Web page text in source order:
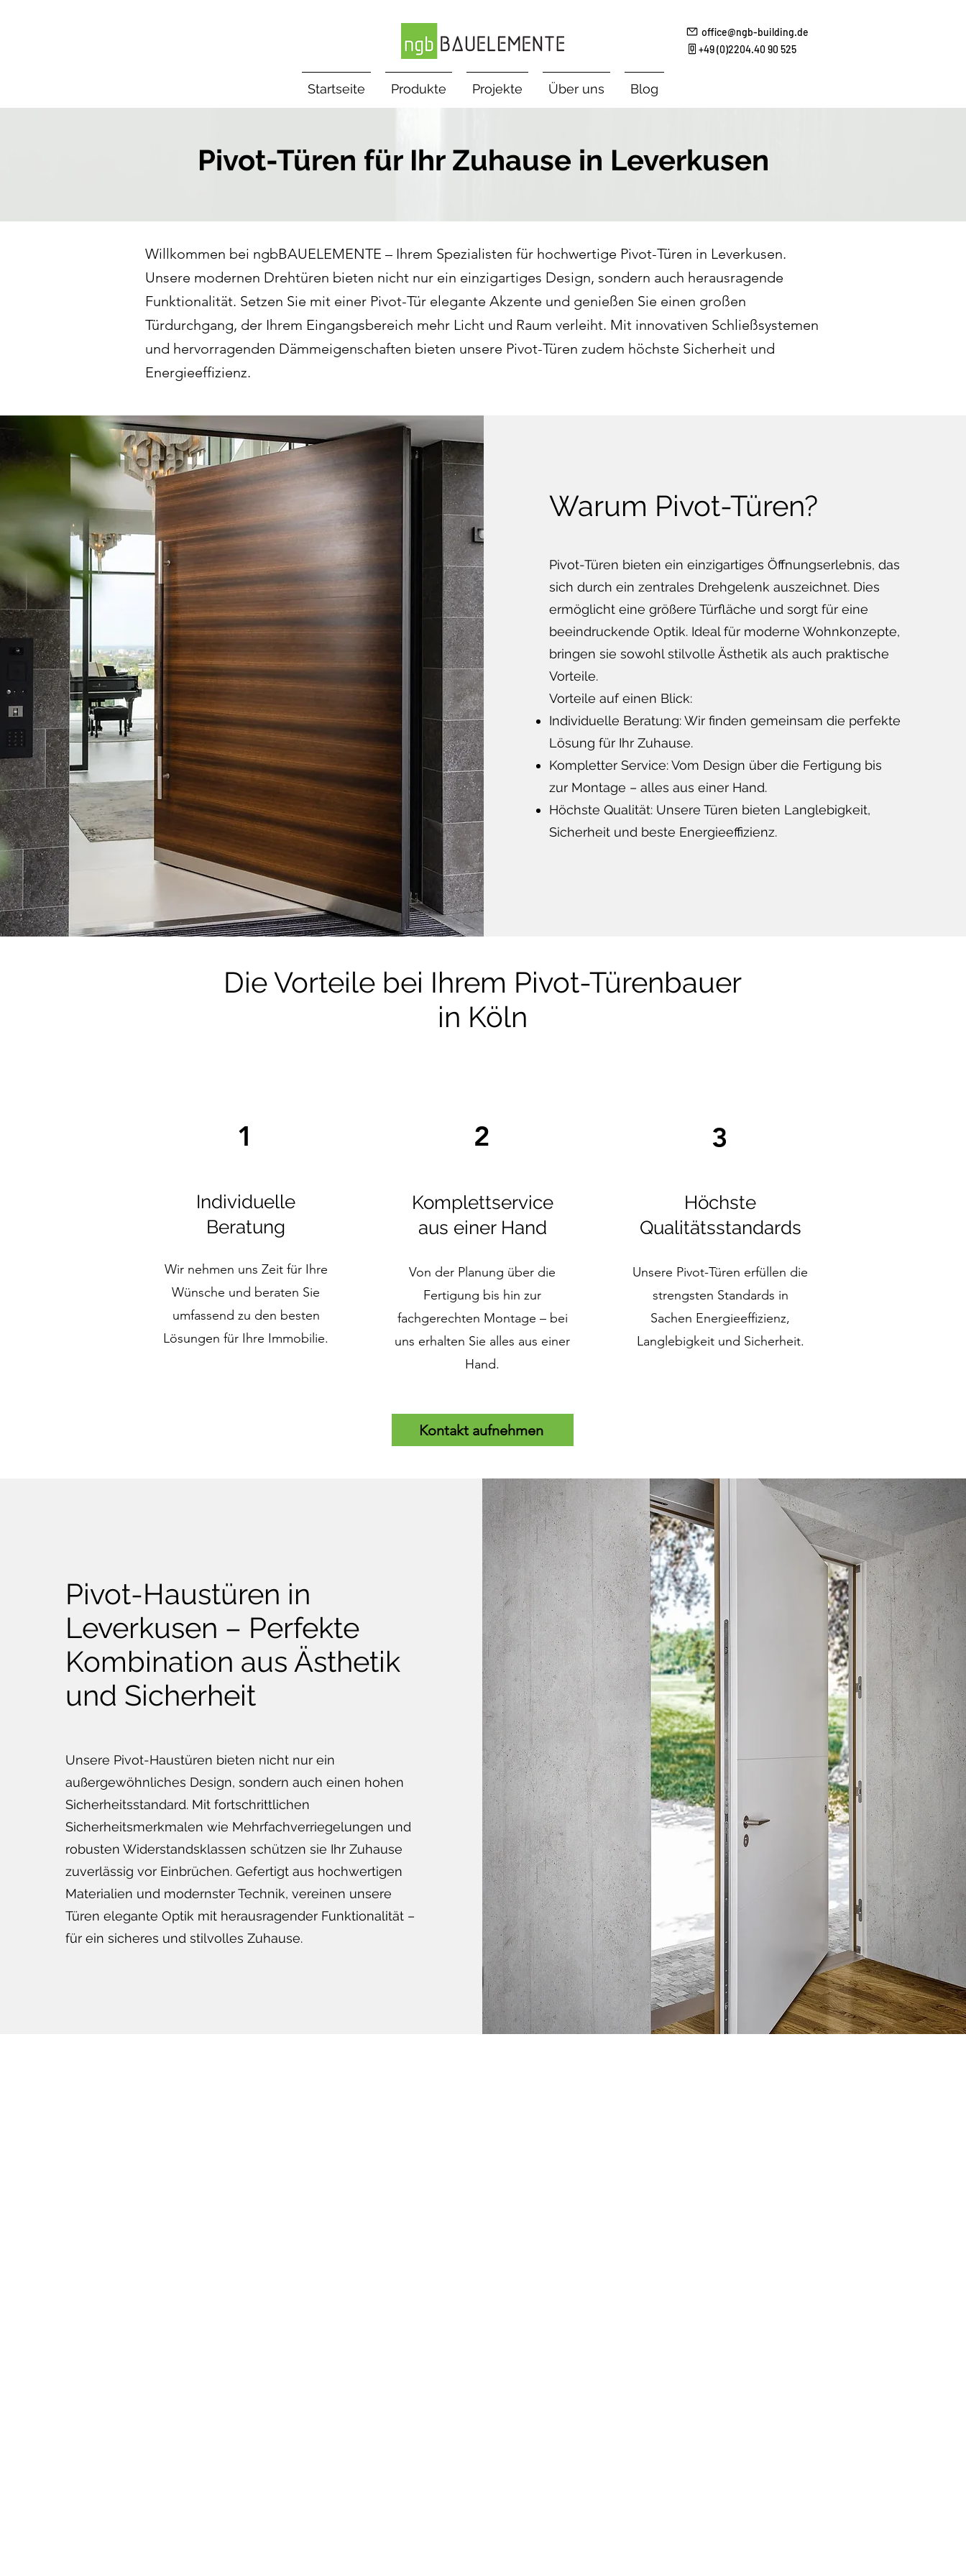
office@ngb-building.de
+49 (0)2204.40 90 525
Startseite Produkte Projekte Über uns Blog
Pivot-Türen für Ihr Zuhause in Leverkusen
Willkommen bei ngbBAUELEMENTE – Ihrem Spezialisten für hochwertige Pivot-Türen in Leverkusen.
Unsere modernen Drehtüren bieten nicht nur ein einzigartiges Design, sondern auch herausragende
Funktionalität. Setzen Sie mit einer Pivot-Tür elegante Akzente und genießen Sie einen großen
Türdurchgang, der Ihrem Eingangsbereich mehr Licht und Raum verleiht. Mit innovativen Schließsystemen
und hervorragenden Dämmeigenschaften bieten unsere Pivot-Türen zudem höchste Sicherheit und
Energieeffizienz.
Warum Pivot-Türen?
Pivot-Türen bieten ein einzigartiges Öffnungserlebnis, das
sich durch ein zentrales Drehgelenk auszeichnet. Dies
ermöglicht eine größere Türfläche und sorgt für eine
beeindruckende Optik. Ideal für moderne Wohnkonzepte,
bringen sie sowohl stilvolle Ästhetik als auch praktische
Vorteile.
Vorteile auf einen Blick:
Individuelle Beratung: Wir finden gemeinsam die perfekte
Lösung für Ihr Zuhause.
Kompletter Service: Vom Design über die Fertigung bis
zur Montage – alles aus einer Hand.
Höchste Qualität: Unsere Türen bieten Langlebigkeit,
Sicherheit und beste Energieeffizienz.
Die Vorteile bei Ihrem Pivot-Türenbauer
in Köln
1
Individuelle
Beratung
Wir nehmen uns Zeit für Ihre
Wünsche und beraten Sie
umfassend zu den besten
Lösungen für Ihre Immobilie.
2
Komplettservice
aus einer Hand
Von der Planung über die
Fertigung bis hin zur
fachgerechten Montage – bei
uns erhalten Sie alles aus einer
Hand.
3
Höchste
Qualitätsstandards
Unsere Pivot-Türen erfüllen die
strengsten Standards in
Sachen Energieeffizienz,
Langlebigkeit und Sicherheit.
Kontakt aufnehmen
Pivot-Haustüren in
Leverkusen – Perfekte
Kombination aus Ästhetik
und Sicherheit
Unsere Pivot-Haustüren bieten nicht nur ein
außergewöhnliches Design, sondern auch einen hohen
Sicherheitsstandard. Mit fortschrittlichen
Sicherheitsmerkmalen wie Mehrfachverriegelungen und
robusten Widerstandsklassen schützen sie Ihr Zuhause
zuverlässig vor Einbrüchen. Gefertigt aus hochwertigen
Materialien und modernster Technik, vereinen unsere
Türen elegante Optik mit herausragender Funktionalität –
für ein sicheres und stilvolles Zuhause.